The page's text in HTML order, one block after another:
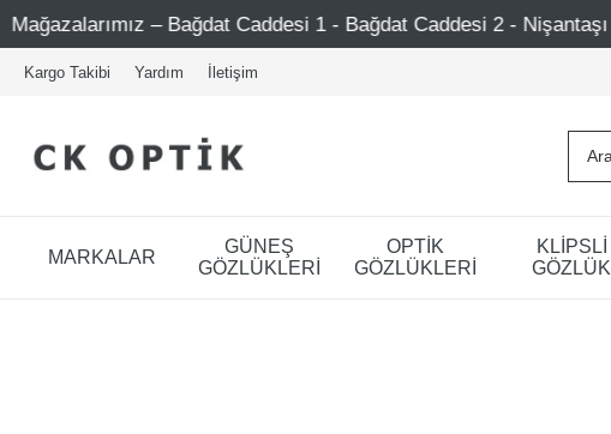
Caddesi 1 - Bağdat Caddesi 2 - Nişantaşı – Etiler – Ataşehir
Kargo Takibi Yardım İletişim
MARKALAR
GÜNEŞ
GÖZLÜKLERİ
OPTİK
GÖZLÜKLERİ
KLİPSLİ
GÖZLÜK